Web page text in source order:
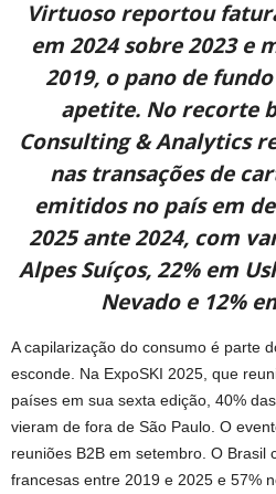
Virtuoso reportou
em 2024 sobre 2023 e
2019, o pano de
apetite. No recorte
Consulting & Analytics
nas transações de
emitidos no país em
2025 ante 2024, com
Alpes Suíços, 22% em
Nevado e 12%
A capilarização do consumo é parte
esconde. Na ExpoSKI 2025, que
países em sua sexta edição, 40%
vieram de fora de São Paulo. O
reuniões B2B em setembro. O Brasil
francesas entre 2019 e 2025 e 57%